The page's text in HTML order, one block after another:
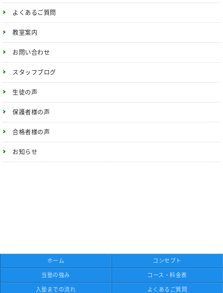
よくあるご質問
教室案内
お問い合わせ
スタッフブログ
生徒の声
保護者様の声
合格者様の声
お知らせ
ホーム コンセプト
当塾の強み コース・料金表
入塾までの流れ よくあるご質問